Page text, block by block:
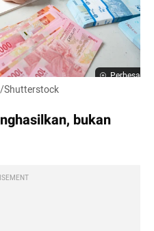
Perbesar
Shutterstock
bukan